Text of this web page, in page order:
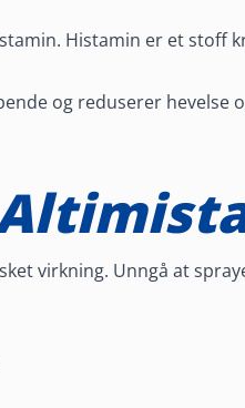
Histamin er et stoff
og reduserer hevelse
virkning. Unngå at